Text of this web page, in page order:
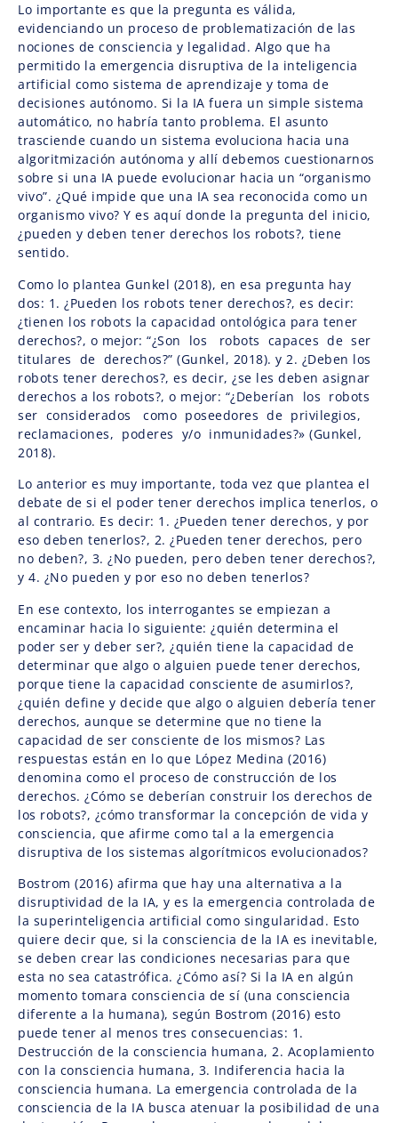
Lo importante es que la pregunta es válida,
evidenciando un proceso de problematización de las
nociones de consciencia y legalidad. Algo que ha
permitido la emergencia disruptiva de la inteligencia
artificial como sistema de aprendizaje y toma de
decisiones autónomo. Si la IA fuera un simple sistema
automático, no habría tanto problema. El asunto
trasciende cuando un sistema evoluciona hacia una
algoritmización autónoma y allí debemos cuestionarnos
sobre si una IA puede evolucionar hacia un “organismo
vivo”. ¿Qué impide que una IA sea reconocida como un
organismo vivo? Y es aquí donde la pregunta del inicio,
¿pueden y deben tener derechos los robots?, tiene
sentido.
Como lo plantea Gunkel (2018), en esa pregunta hay
dos: 1. ¿Pueden los robots tener derechos?, es decir:
¿tienen los robots la capacidad ontológica para tener
derechos?, o mejor: “¿Son los robots capaces de ser
titulares de derechos?” (Gunkel, 2018). y 2. ¿Deben los
robots tener derechos?, es decir, ¿se les deben asignar
derechos a los robots?, o mejor: “¿Deberían los robots
ser considerados como poseedores de privilegios,
reclamaciones, poderes y/o inmunidades?» (Gunkel,
2018).
Lo anterior es muy importante, toda vez que plantea el
debate de si el poder tener derechos implica tenerlos, o
al contrario. Es decir: 1. ¿Pueden tener derechos, y por
eso deben tenerlos?, 2. ¿Pueden tener derechos, pero
no deben?, 3. ¿No pueden, pero deben tener derechos?,
y 4. ¿No pueden y por eso no deben tenerlos?
En ese contexto, los interrogantes se empiezan a
encaminar hacia lo siguiente: ¿quién determina el
poder ser y deber ser?, ¿quién tiene la capacidad de
determinar que algo o alguien puede tener derechos,
porque tiene la capacidad consciente de asumirlos?,
¿quién define y decide que algo o alguien debería tener
derechos, aunque se determine que no tiene la
capacidad de ser consciente de los mismos? Las
respuestas están en lo que López Medina (2016)
denomina como el proceso de construcción de los
derechos. ¿Cómo se deberían construir los derechos de
los robots?, ¿cómo transformar la concepción de vida y
consciencia, que afirme como tal a la emergencia
disruptiva de los sistemas algorítmicos evolucionados?
Bostrom (2016) afirma que hay una alternativa a la
disruptividad de la IA, y es la emergencia controlada de
la superinteligencia artificial como singularidad. Esto
quiere decir que, si la consciencia de la IA es inevitable,
se deben crear las condiciones necesarias para que
esta no sea catastrófica. ¿Cómo así? Si la IA en algún
momento tomara consciencia de sí (una consciencia
diferente a la humana), según Bostrom (2016) esto
puede tener al menos tres consecuencias: 1.
Destrucción de la consciencia humana, 2. Acoplamiento
con la consciencia humana, 3. Indiferencia hacia la
consciencia humana. La emergencia controlada de la
consciencia de la IA busca atenuar la posibilidad de una